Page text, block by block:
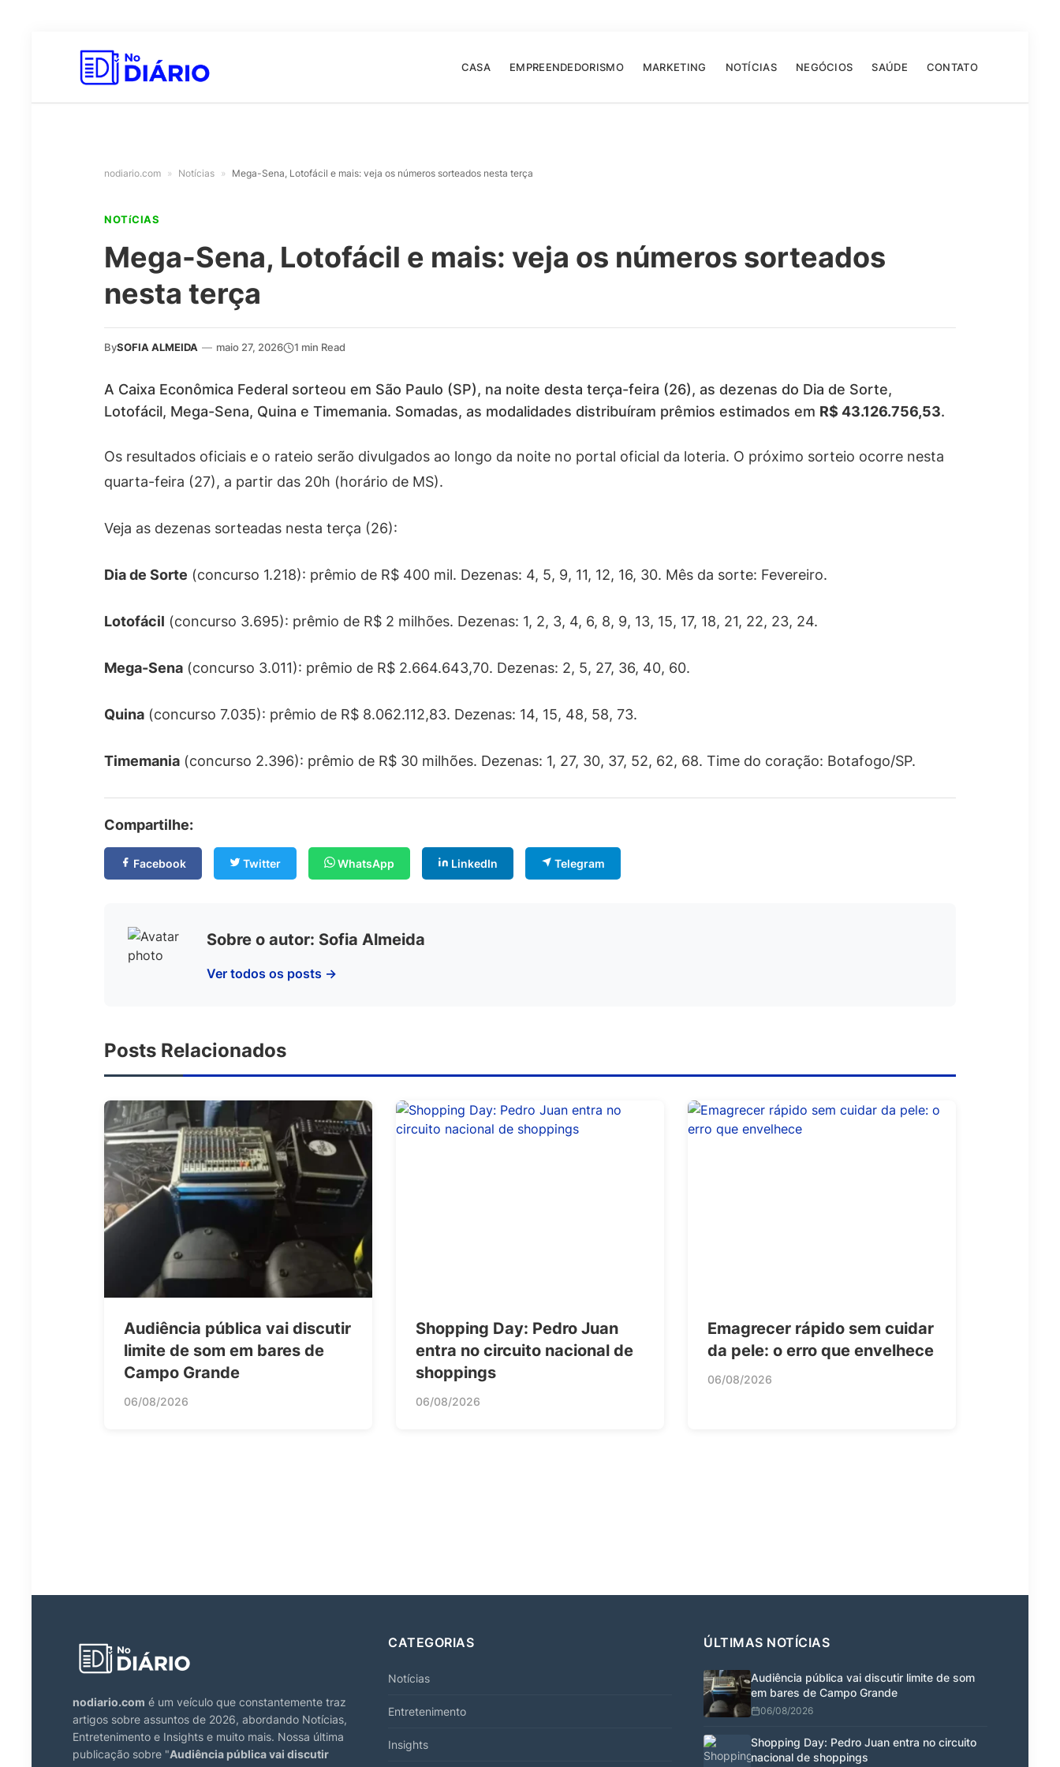
CASA EMPREENDEDORISMO MARKETING NOTÍCIAS NEGÓCIOS SAÚDE CONTATO
nodiario.com » Notícias » Mega-Sena, Lotofácil e mais: veja os números sorteados nesta terça
NOTíCIAS
Mega-Sena, Lotofácil e mais: veja os números sorteados
nesta terça
BySOFIA ALMEIDA — maio 27, 2026 1 min Read
A Caixa Econômica Federal sorteou em São Paulo (SP), na noite desta terça-feira (26), as dezenas do Dia de Sorte,
Lotofácil, Mega-Sena, Quina e Timemania. Somadas, as modalidades distribuíram prêmios estimados em R$ 43.126.756,53.
Os resultados oficiais e o rateio serão divulgados ao longo da noite no portal oficial da loteria. O próximo sorteio ocorre nesta
quarta-feira (27), a partir das 20h (horário de MS).
Veja as dezenas sorteadas nesta terça (26):
Dia de Sorte (concurso 1.218): prêmio de R$ 400 mil. Dezenas: 4, 5, 9, 11, 12, 16, 30. Mês da sorte: Fevereiro.
Lotofácil (concurso 3.695): prêmio de R$ 2 milhões. Dezenas: 1, 2, 3, 4, 6, 8, 9, 13, 15, 17, 18, 21, 22, 23, 24.
Mega-Sena (concurso 3.011): prêmio de R$ 2.664.643,70. Dezenas: 2, 5, 27, 36, 40, 60.
Quina (concurso 7.035): prêmio de R$ 8.062.112,83. Dezenas: 14, 15, 48, 58, 73.
Timemania (concurso 2.396): prêmio de R$ 30 milhões. Dezenas: 1, 27, 30, 37, 52, 62, 68. Time do coração: Botafogo/SP.
Compartilhe:
Facebook Twitter WhatsApp LinkedIn Telegram
Sobre o autor: Sofia Almeida
Ver todos os posts →
Posts Relacionados
Audiência pública vai discutir
limite de som em bares de
Campo Grande
06/08/2026
Shopping Day: Pedro Juan
entra no circuito nacional de
shoppings
06/08/2026
Emagrecer rápido sem cuidar
da pele: o erro que envelhece
06/08/2026
nodiario.com é um veículo que constantemente traz
artigos sobre assuntos de 2026, abordando Notícias,
Entretenimento e Insights e muito mais. Nossa última
publicação sobre "Audiência pública vai discutir
CATEGORIAS
Notícias
Entretenimento
Insights
ÚLTIMAS NOTÍCIAS
Audiência pública vai discutir limite de som
em bares de Campo Grande
06/08/2026
Shopping Day: Pedro Juan entra no circuito
nacional de shoppings